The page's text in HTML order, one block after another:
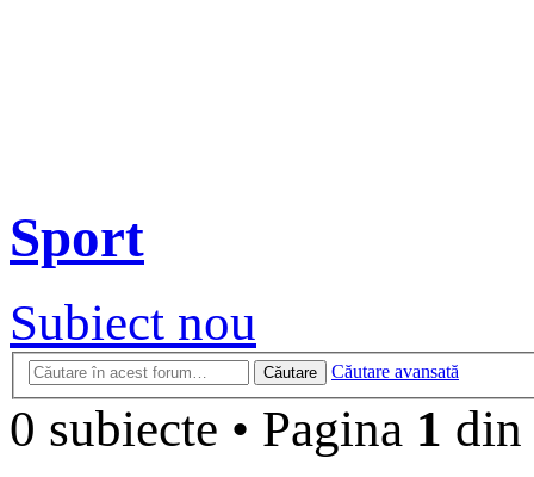
Sport
Subiect nou
Căutare Căutare avansată
0 subiecte • Pagina 1 din